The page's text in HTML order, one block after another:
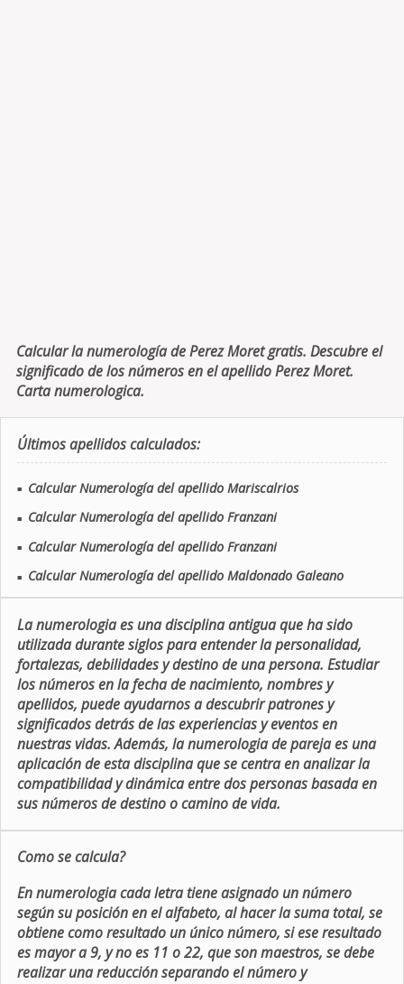
Calcular la numerología de Perez Moret gratis. Descubre el
significado de los números en el apellido Perez Moret.
Carta numerologica.
Últimos apellidos calculados:
■ Calcular Numerología del apellido Mariscalrios
■ Calcular Numerología del apellido Franzani
■ Calcular Numerología del apellido Franzani
■ Calcular Numerología del apellido Maldonado Galeano
La numerologia es una disciplina antigua que ha sido
utilizada durante siglos para entender la personalidad,
fortalezas, debilidades y destino de una persona. Estudiar
los números en la fecha de nacimiento, nombres y
apellidos, puede ayudarnos a descubrir patrones y
significados detrás de las experiencias y eventos en
nuestras vidas. Además, la numerologia de pareja es una
aplicación de esta disciplina que se centra en analizar la
compatibilidad y dinámica entre dos personas basada en
sus números de destino o camino de vida.
Como se calcula?
En numerologia cada letra tiene asignado un número
según su posición en el alfabeto, al hacer la suma total, se
obtiene como resultado un único número, si ese resultado
es mayor a 9, y no es 11 o 22, que son maestros, se debe
realizar una reducción separando el número y